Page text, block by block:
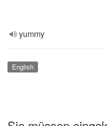
yummy
English